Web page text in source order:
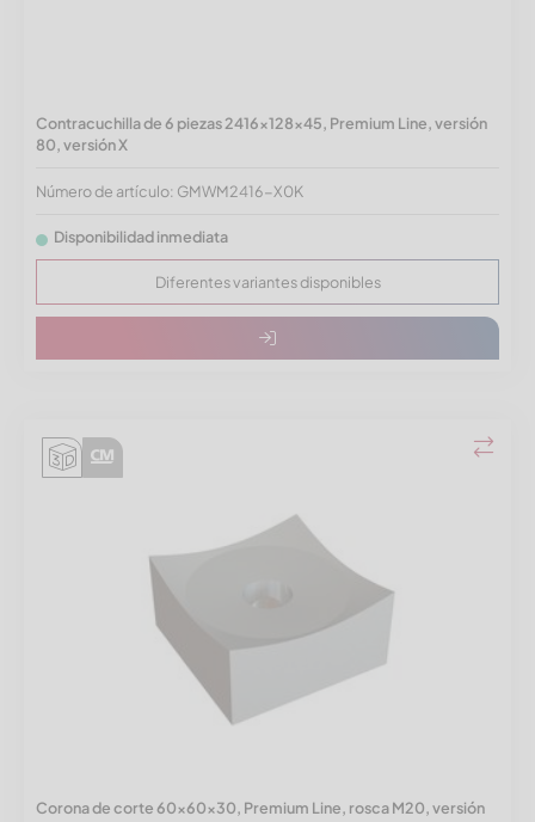
Contracuchilla de 6 piezas 2416x128x45, Premium Line, versión
80, versión X
Número de artículo: GMWM2416-X0K
Disponibilidad inmediata
Diferentes variantes disponibles
Corona de corte 60x60x30, Premium Line, rosca M20, versión